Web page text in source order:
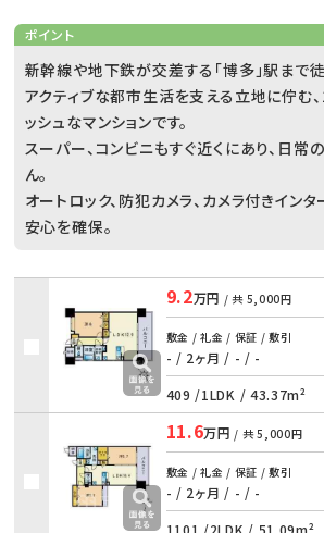
ポイント
新幹線や地下鉄が交差する「博多」駅まで
アクティブな都市生活を支える立地に佇む
ッシュなマンションです。
スーパー、コンビニもすぐ近くにあり、日常
ん。
オートロック、防犯カメラ、カメラ付きイン
安心を確保。
9.2万円 / 共 5,000円
敷金 / 礼金 / 保証 / 敷引
- / 2ヶ月 / - / -
409 /1LDK / 43.37m²
11.6万円 / 共5,000円
敷金 / 礼金 / 保証 / 敷引
- / 2ヶ月 / - / -